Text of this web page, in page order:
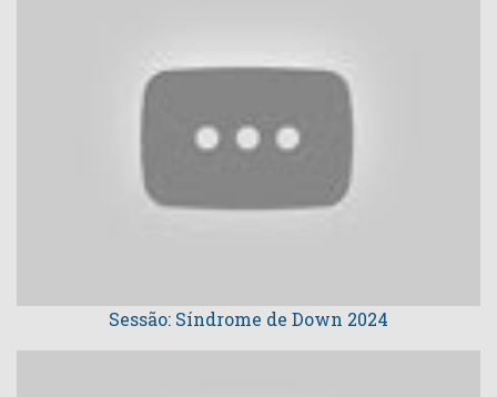
Sessão: Síndrome de Down 2024